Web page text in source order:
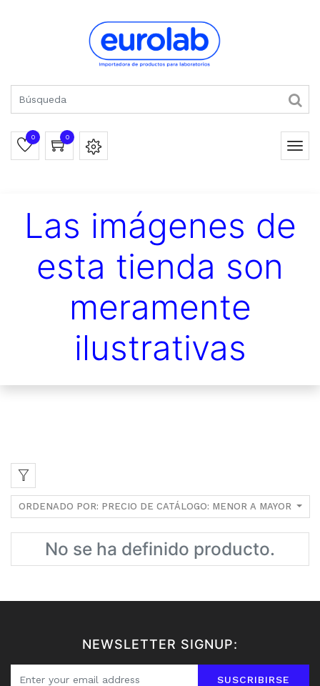
0 0
Las imágenes de
esta tienda son
meramente
ilustrativas
ORDENADO POR: PRECIO DE CATÁLOGO: MENOR A MAYOR
No se ha definido producto.
NEWSLETTER SIGNUP:
SUSCRIBIRSE